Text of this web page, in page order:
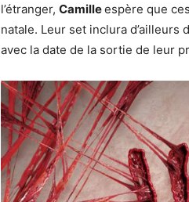
l’étranger, Camilleespère que
natale. Leur set inclura
avec la date de la sortie de leur